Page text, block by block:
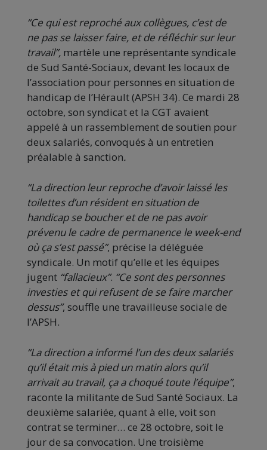
“Ce qui est reproché aux collègues, c’est de
ne pas se laisser faire, et de réfléchir sur leur
travail”, martèle une représentante syndicale
de Sud Santé-Sociaux, devant les locaux de
l’association pour personnes en situation de
handicap de l’Hérault (APSH 34). Ce mardi 28
octobre, son syndicat et la CGT avaient
appelé à un rassemblement de soutien pour
deux salariés, convoqués à un entretien
préalable à sanction.
“La direction leur reproche d’avoir laissé les
toilettes d’un résident en situation de
handicap se boucher et de ne pas avoir
prévenu le cadre de permanence le week-end
où ça s’est passé”, précise la déléguée
syndicale. Un motif qu’elle et les équipes
jugent “fallacieux”. “Ce sont des personnes
investies et qui refusent de se faire marcher
dessus”, souffle une travailleuse sociale de
l’APSH.
“La direction a informé l’un des deux salariés
qu’il était mis à pied un matin alors qu’il
arrivait au travail, ça a choqué toute l’équipe”,
raconte la militante de Sud Santé Sociaux. La
deuxième salariée, quant à elle, voit son
contrat se terminer… ce 28 octobre, soit le
jour de sa convocation. Une troisième